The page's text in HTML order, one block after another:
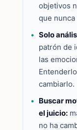
objetivos
que nunca
Solo
patrón de
las
cambiarlo.
Buscar
el juicio:
no ha